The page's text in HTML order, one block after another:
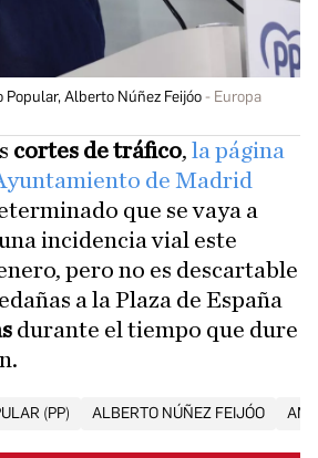
Alberto Núñez Feijóo
Europa
cortes de tráfico, la página
de Madrid
que se vaya a
incidencia vial este
pero no es descartable
a la Plaza de España
durante el tiempo que dure
(PP) ALBERTO NÚÑEZ FEIJÓO